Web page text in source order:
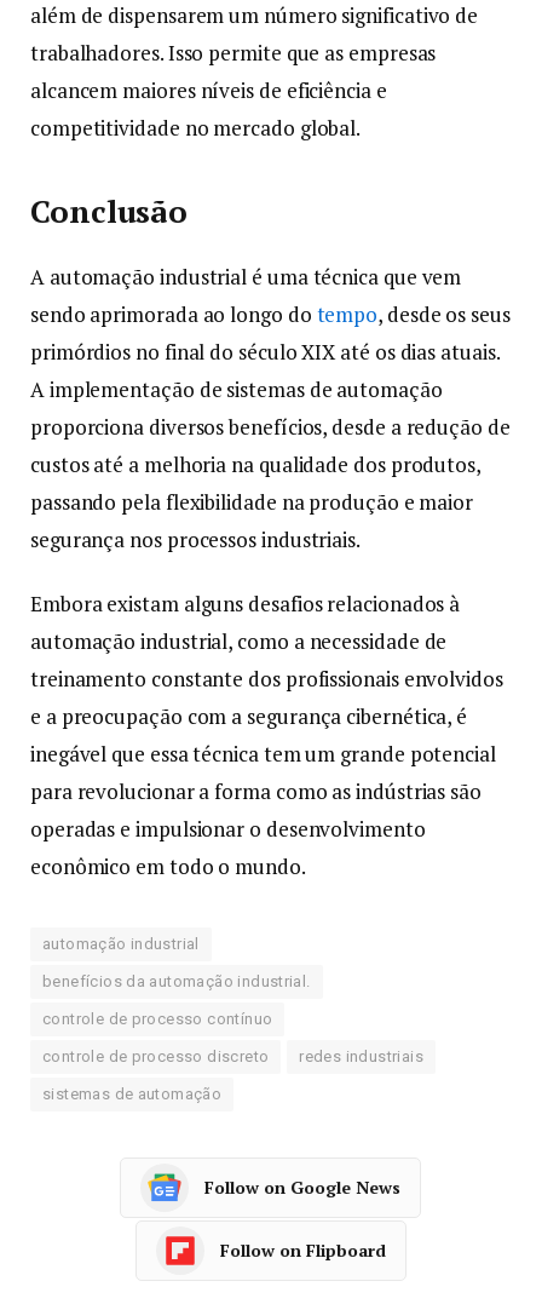
além de dispensarem um número significativo de
trabalhadores. Isso permite que as empresas
alcancem maiores níveis de eficiência e
competitividade no mercado global.
Conclusão
A automação industrial é uma técnica que vem
sendo aprimorada ao longo do tempo, desde os seus
primórdios no final do século XIX até os dias atuais.
A implementação de sistemas de automação
proporciona diversos benefícios, desde a redução de
custos até a melhoria na qualidade dos produtos,
passando pela flexibilidade na produção e maior
segurança nos processos industriais.
Embora existam alguns desafios relacionados à
automação industrial, como a necessidade de
treinamento constante dos profissionais envolvidos
e a preocupação com a segurança cibernética, é
inegável que essa técnica tem um grande potencial
para revolucionar a forma como as indústrias são
operadas e impulsionar o desenvolvimento
econômico em todo o mundo.
automação industrial
benefícios da automação industrial.
controle de processo contínuo
controle de processo discreto redes industriais
sistemas de automação
Follow on Google News
Follow on Flipboard